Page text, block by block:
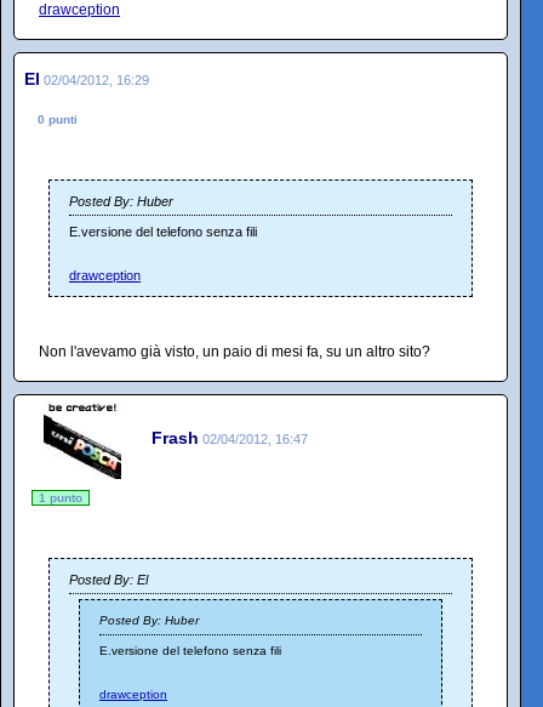
drawception
El 02/04/2012, 16:29
0 punti
Posted By: Huber
E.versione del telefono senza fili
drawception
Non l'avevamo già visto, un paio di mesi fa, su un altro sito?
Frash 02/04/2012, 16:47
1 punto
Posted By: El
Posted By: Huber
E.versione del telefono senza fili
drawception